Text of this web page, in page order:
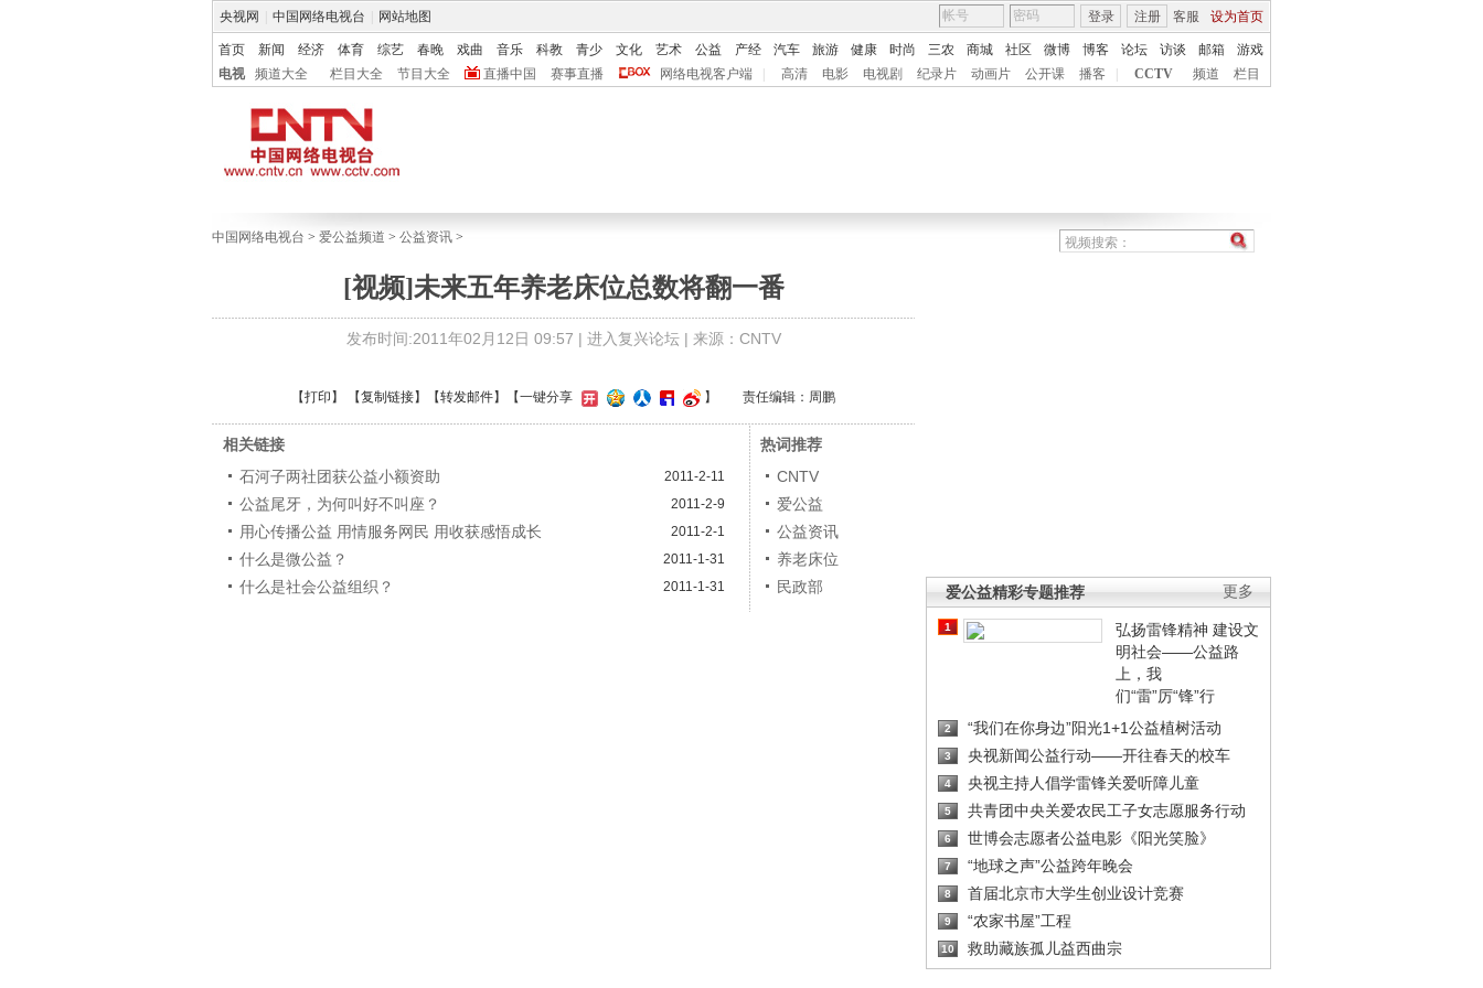
央视网 中国网络电视台 网站地图 客服 设为首页
登录 注册
首页 新闻 经济 体育 综艺 春晚 戏曲 音乐 科教 青少 文化 艺术 公益 产经 汽车 旅游 健康 时尚 三农 商城 社区 微博 博客 论坛 访谈 邮箱
游戏
电视
频道大全 栏目大全 节目大全 直播中国 赛事直播 网络电视客户端 高清 电影 电视剧 纪录片 动画片 公开课 播客 CCTV 频道 栏目
中国网络电视台 > 爱公益频道 > 公益资讯 >
[视频]未来五年养老床位总数将翻一番
发布时间:2011年02月12日 09:57 | 进入复兴论坛| 来源：CNTV
更多
爱公益精彩专题推荐
1
弘扬雷锋精神 建设文
明社会——公益路
上，我
们“雷”厉“锋”行
2 “我们在你身边”阳光1+1公益植树活动
3 央视新闻公益行动——开往春天的校车
4 央视主持人倡学雷锋关爱听障儿童
5 共青团中央关爱农民工子女志愿服务行动
6 世博会志愿者公益电影《阳光笑脸》
7 “地球之声”公益跨年晚会
8 首届北京市大学生创业设计竞赛
9 “农家书屋”工程
10 救助藏族孤儿益西曲宗
【打印 】 【复制链接】【转发邮件】 【一键分享 】 责任编辑：周鹏
相关链接
石河子两社团获公益小额资助
2011-2-11
公益尾牙，为何叫好不叫座？ 2011-2-9
用心传播公益 用情服务网民 用收获感悟成长 2011-2-1
什么是微公益？ 2011-1-31
什么是社会公益组织？ 2011-1-31
热词推荐
CNTV
爱公益
公益资讯
养老床位
民政部